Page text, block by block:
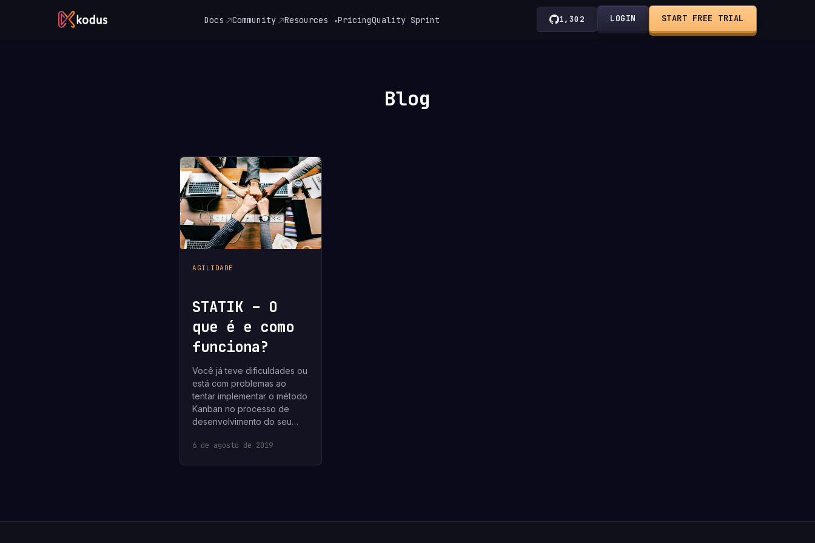
Docs Community Resources ▾PricingQuality Sprint 1,302 LOGIN START FREE TRIAL
Blog
AGILIDADE
STATIK – O
que é e como
funciona?
Você já teve dificuldades ou
está com problemas ao
tentar implementar o método
Kanban no processo de
desenvolvimento do seu…
6 de agosto de 2019